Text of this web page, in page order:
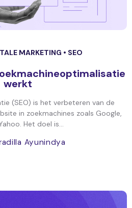
MARKETING • SEO
werkt
(SEO) is het verbeteren van de
in zoekmachines zoals Google,
Het doel is...
Ayunindya